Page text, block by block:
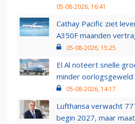
05-08-2026, 16:41
Cathay Pacific ziet
A350F maanden
05-08-2026, 15:25
El Al noteert snelle
minder oorlogsgeweld
05-08-2026, 14:17
Lufthansa verwacht
begin 2027, maar